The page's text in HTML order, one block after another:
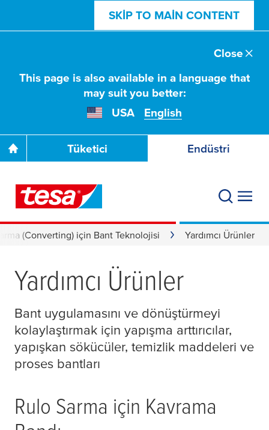
SKIP TO MAIN CONTENT
This page is also available in a language that
may suit you better:
USA
English
Close
Tüketici Endüstri
(Converting) için Bant Teknolojisi Yardımcı Ürünler
Yardımcı Ürünler
Bant uygulamasını ve dönüştürmeyi
kolaylaştırmak için yapışma arttırıcılar,
yapışkan sökücüler, temizlik maddeleri ve
proses bantları
Rulo Sarma için Kavrama